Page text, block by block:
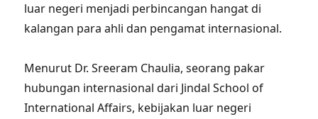
luar negeri menjadi perbincangan hangat di
kalangan para ahli dan pengamat internasional.
Menurut Dr. Sreeram Chaulia, seorang pakar
hubungan internasional dari Jindal School of
International Affairs, kebijakan luar negeri